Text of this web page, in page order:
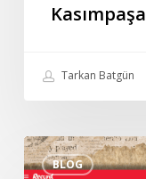
Kasımpaşa
Tarkan Batgün
BLOG
Entrevista
especial